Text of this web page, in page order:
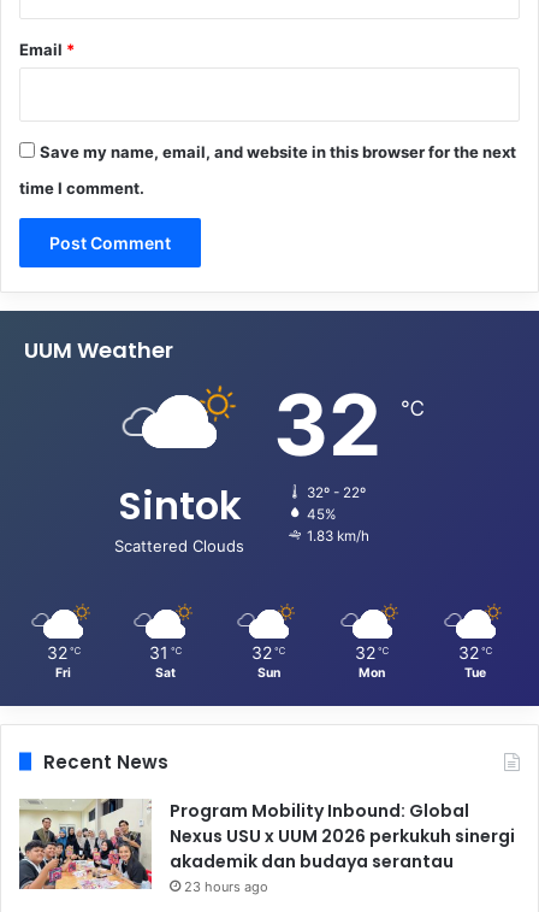
Email *
Save my name, email, and website in this browser for the next
time I comment.
UUM Weather
Sintok
Scattered Clouds
32 ℃
32º - 22º
45%
1.83 km/h
32 ℃
Fri
31 ℃
Sat
32 ℃
Sun
32 ℃
Mon
32 ℃
Tue
Recent News
Program Mobility Inbound: Global
Nexus USU x UUM 2026 perkukuh sinergi
akademik dan budaya serantau
23 hours ago